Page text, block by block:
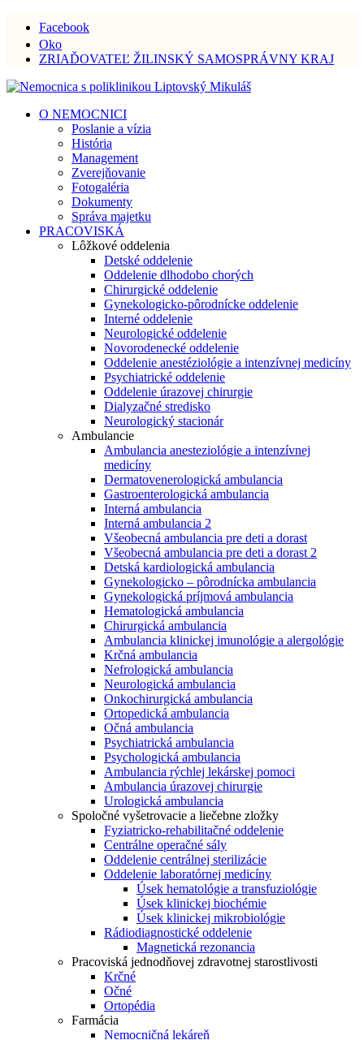
Facebook
Oko
ZRIAĎOVATEĽ ŽILINSKÝ SAMOSPRÁVNY KRAJ
O NEMOCNICI
Poslanie a vízia
História
Management
Zverejňovanie
Fotogaléria
Dokumenty
Správa majetku
PRACOVISKÁ
Lôžkové oddelenia
Detské oddelenie
Oddelenie dlhodobo chorých
Chirurgické oddelenie
Gynekologicko-pôrodnícke oddelenie
Interné oddelenie
Neurologické oddelenie
Novorodenecké oddelenie
Oddelenie anestéziológie a intenzívnej medicíny
Psychiatrické oddelenie
Oddelenie úrazovej chirurgie
Dialyzačné stredisko
Neurologický stacionár
Ambulancie
Ambulancia anesteziológie a intenzívnej
medicíny
Dermatovenerologická ambulancia
Gastroenterologická ambulancia
Interná ambulancia
Interná ambulancia 2
Všeobecná ambulancia pre deti a dorast
Všeobecná ambulancia pre deti a dorast 2
Detská kardiologická ambulancia
Gynekologicko – pôrodnícka ambulancia
Gynekologická príjmová ambulancia
Hematologická ambulancia
Chirurgická ambulancia
Ambulancia klinickej imunológie a alergológie
Krčná ambulancia
Nefrologická ambulancia
Neurologická ambulancia
Onkochirurgická ambulancia
Ortopedická ambulancia
Očná ambulancia
Psychiatrická ambulancia
Psychologická ambulancia
Ambulancia rýchlej lekárskej pomoci
Ambulancia úrazovej chirurgie
Urologická ambulancia
Spoločné vyšetrovacie a liečebne zložky
Fyziatricko-rehabilitačné oddelenie
Centrálne operačné sály
Oddelenie centrálnej sterilizácie
Oddelenie laboratórnej medicíny
Úsek hematológie a transfuziológie
Úsek klinickej biochémie
Úsek klinickej mikrobiológie
Rádiodiagnostické oddelenie
Magnetická rezonancia
Pracoviská jednodňovej zdravotnej starostlivosti
Krčné
Očné
Ortopédia
Farmácia
Nemocničná lekáreň